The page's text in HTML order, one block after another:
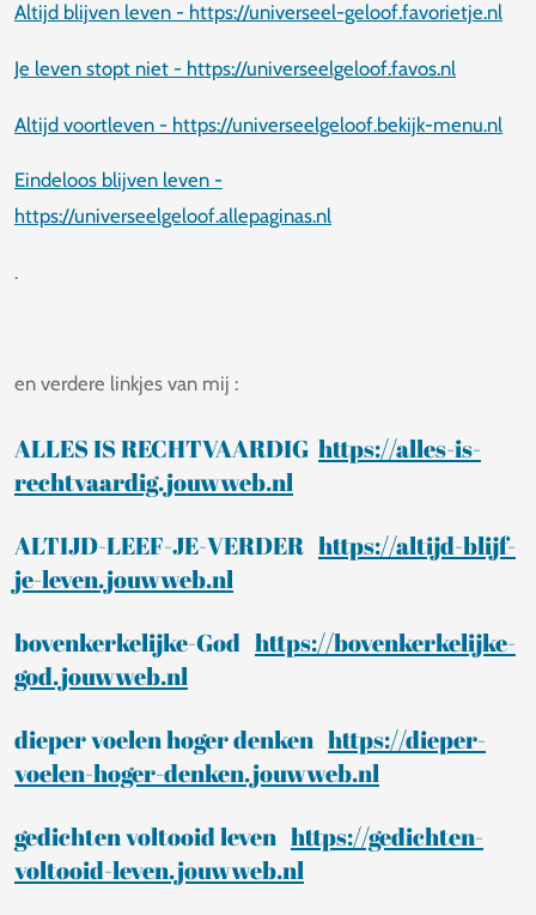
Altijd blijven leven - https://universeel-geloof.favorietje.nl
Je leven stopt niet - https://universeelgeloof.favos.nl
Altijd voortleven - https://universeelgeloof.bekijk-menu.nl
Eindeloos blijven leven -
https://universeelgeloof.allepaginas.nl
.
en verdere linkjes van mij :
ALLES IS RECHTVAARDIG https://alles-is-
rechtvaardig.jouwweb.nl
ALTIJD-LEEF-JE-VERDER https://altijd-blijf-
je-leven.jouwweb.nl
bovenkerkelijke-God https://bovenkerkelijke-
god.jouwweb.nl
dieper voelen hoger denken https://dieper-
voelen-hoger-denken.jouwweb.nl
gedichten voltooid leven https://gedichten-
voltooid-leven.jouwweb.nl